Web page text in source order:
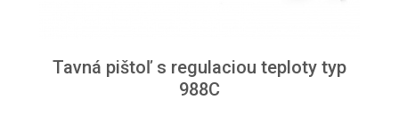
Tavná pištoľ s regulaciou teploty typ
988C